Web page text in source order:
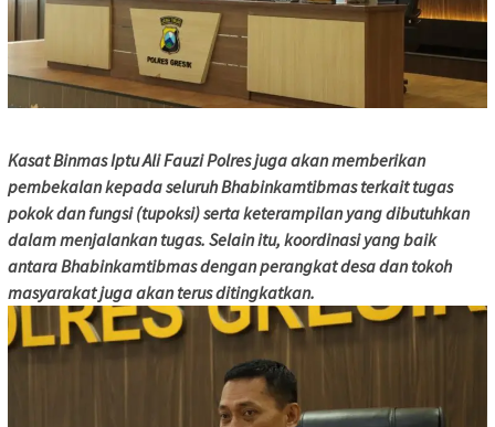
Kasat Binmas Iptu Ali Fauzi Polres juga akan memberikan
pembekalan kepada seluruh Bhabinkamtibmas terkait tugas
pokok dan fungsi (tupoksi) serta keterampilan yang dibutuhkan
dalam menjalankan tugas. Selain itu, koordinasi yang baik
antara Bhabinkamtibmas dengan perangkat desa dan tokoh
masyarakat juga akan terus ditingkatkan.